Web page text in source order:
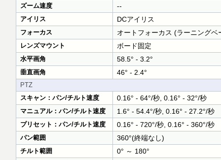
ズーム速度 --
アイリス DCアイリス
フォーカス オートフォーカス (ラーニングベ
レンズマウント ボード固定
水平画角 58.5° - 3.2°
垂直画角 46° - 2.4°
PTZ
スキャン：パン/チルト速度
0.16° - 64°/秒, 0.16° - 32°/秒
マニュアル：パン/チルト速度 1.6° - 54.4°/秒, 0.16° - 27.2°/秒
プリセット：パン/チルト速度 0.16° - 720°/秒, 0.16° - 360°/秒
パン範囲 360°(終端なし)
チルト範囲 0° ～ 180°